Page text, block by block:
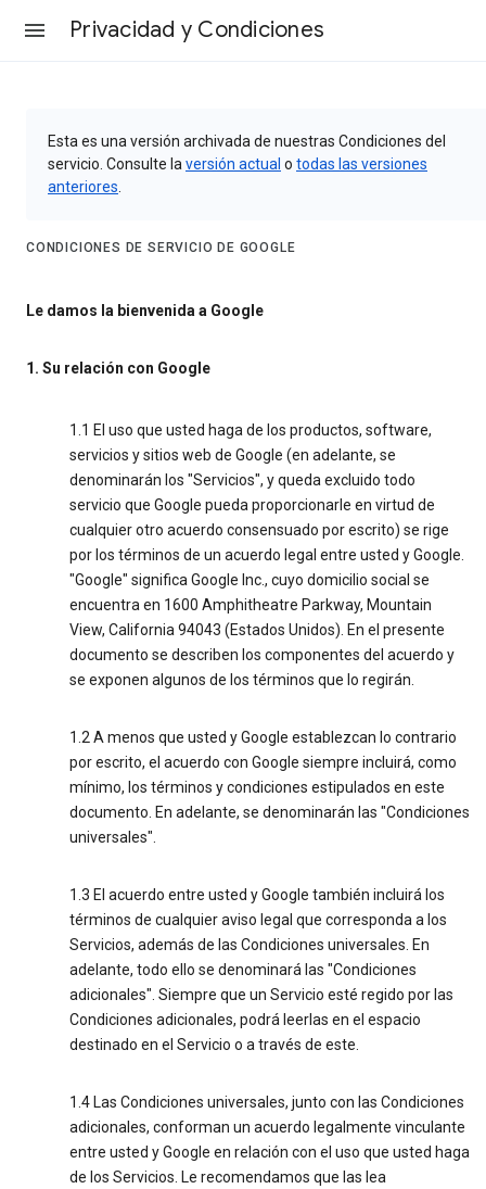
Privacidad y Condiciones
Esta es una versión archivada de nuestras Condiciones del
servicio. Consulte la versión actual o todas las versiones
anteriores
CONDICIONES DE SERVICIO DE GOOGLE
Le damos la bienvenida a Google
1. Su relación con Google
1.1 El uso que usted haga de los productos, software,
servicios y sitios web de Google (en adelante, se
denominarán los "Servicios", y queda excluido todo
servicio que Google pueda proporcionarle en virtud de
cualquier otro acuerdo consensuado por escrito) se rige
por los términos de un acuerdo legal entre usted y Google.
"Google" significa Google Inc., cuyo domicilio social se
encuentra en 1600 Amphitheatre Parkway, Mountain
View, California 94043 (Estados Unidos). En el presente
documento se describen los componentes del acuerdo y
se exponen algunos de los términos que lo regirán.
1.2 A menos que usted y Google establezcan lo contrario
por escrito, el acuerdo con Google siempre incluirá, como
mínimo, los términos y condiciones estipulados en este
documento. En adelante, se denominarán las "Condiciones
universales".
1.3 El acuerdo entre usted y Google también incluirá los
términos de cualquier aviso legal que corresponda a los
Servicios, además de las Condiciones universales. En
adelante, todo ello se denominará las "Condiciones
adicionales". Siempre que un Servicio esté regido por las
Condiciones adicionales, podrá leerlas en el espacio
destinado en el Servicio o a través de este.
1.4 Las Condiciones universales, junto con las Condiciones
adicionales, conforman un acuerdo legalmente vinculante
entre usted y Google en relación con el uso que usted haga
de los Servicios. Le recomendamos que las lea